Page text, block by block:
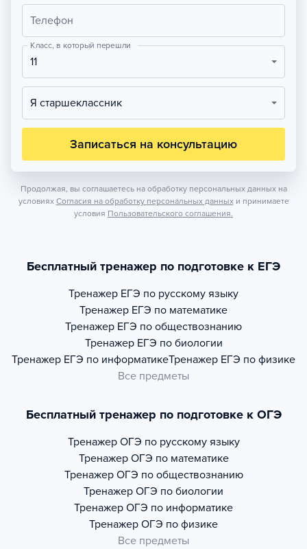
Телефон
Класс, в который перешли
11
Я старшеклассник
Записаться на консультацию
Продолжая, вы соглашаетесь на обработку персональных данных на
условиях Согласия на обработку персональных данных и принимаете
условия Пользовательского соглашения.
Бесплатный тренажер по подготовке к ЕГЭ
Тренажер ЕГЭ по русскому языку
Тренажер ЕГЭ по математике
Тренажер ЕГЭ по обществознанию
Тренажер ЕГЭ по биологии
Тренажер ЕГЭ по информатикеТренажер ЕГЭ по физике
Все предметы
Бесплатный тренажер по подготовке к ОГЭ
Тренажер ОГЭ по русскому языку
Тренажер ОГЭ по математике
Тренажер ОГЭ по обществознанию
Тренажер ОГЭ по биологии
Тренажер ОГЭ по информатике
Тренажер ОГЭ по физике
Все предметы